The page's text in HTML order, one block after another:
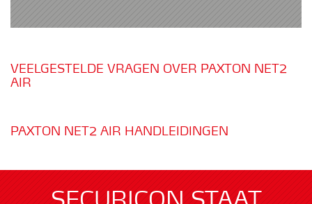
VEELGESTELDE VRAGEN OVER PAXTON NET2
AIR
PAXTON NET2 AIR HANDLEIDINGEN